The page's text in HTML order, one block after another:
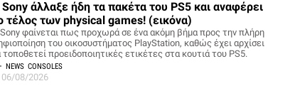
Sony άλλαξε ήδη τα πακέτα του PS5 και αναφέρει
τέλος των physical games! (εικόνα)
φαίνεται πως προχωρά σε ένα ακόμη βήμα προς την πλήρη
του οικοσυστήματος PlayStation, καθώς έχει αρχίσει
τοποθετεί προειδοποιητικές ετικέτες στα κουτιά του PS5.
NEWS CONSOLES
06/08/2026